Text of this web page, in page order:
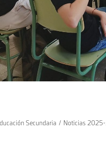
Secundaria / Noticias